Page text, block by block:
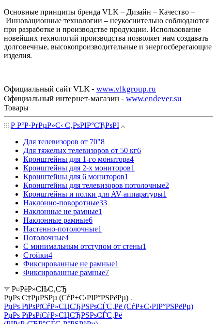
Основные принципы бренда VLK – Дизайн – Качество –
Инновационные технологии – неукоснительно соблюдаются
при разработке и производстве продукции. Использование
новейших технологий производства позволяет нам создавать
долговечные, высокопроизводительные и энергосберегающие
изделия.
Официальный сайт VLK - www.vlkgroup.ru
Официальный интернет-магазин - www.endever.su
Товары
Р Р°Р·РґРµР»С‹ С‚РѕРІР°СЂРѕРІ
Для телевизоров от 70"8
Для тяжелых телевизоров от 50 кг6
Кронштейны для 1-го монитора4
Кронштейны для 2-х мониторов1
Кронштейны для 6 мониторов1
Кронштейны для телевизоров потолочные2
Кронштейны и полки для AV-аппаратуры1
Наклонно-поворотные33
Наклонные не рамные1
Наклонные рамные6
Настенно-потолочные1
Потолочные4
С минимальным отступом от стены1
Стойки4
Фиксированные не рамные1
Фиксированные рамные7
Р¤РёР»СЊС‚СЂ
РџРѕ С†РµРЅРµ (СѓР±С‹РІР°РЅРёРµ)
РџРѕ РїРѕРїСѓР»СЏСЂРЅРѕСЃС‚Рё (СѓР±С‹РІР°РЅРёРµ)
РџРѕ РїРѕРїСѓР»СЏСЂРЅРѕСЃС‚Рё